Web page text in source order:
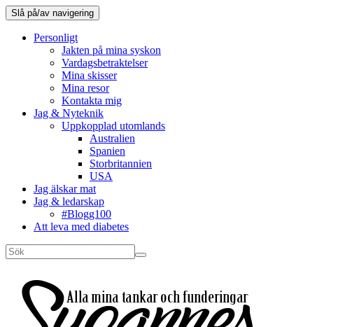
Slå på/av navigering
Personligt
Jakten på mina syskon
Vardagsbetraktelser
Mina skisser
Mina resor
Kontakta mig
Jag & Nyteknik
Uppkopplad utomlands
Australien
Spanien
Storbritannien
USA
Jag älskar mat
Jag & ledarskap
#Blogg100
Att leva med diabetes